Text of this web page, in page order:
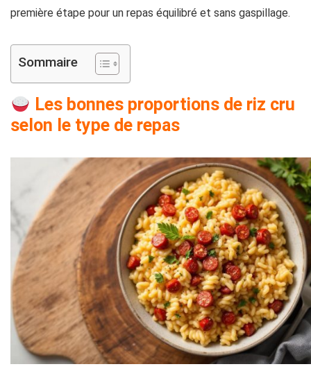
première étape pour un repas équilibré et sans gaspillage.
Sommaire
Les bonnes proportions de riz cru
selon le type de repas